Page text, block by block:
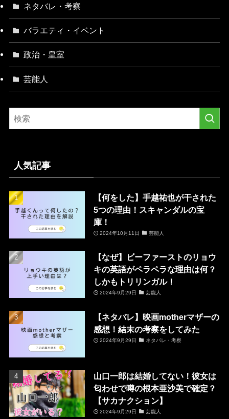
ネタバレ・考察
バラエティ・イベント
政治・皇室
芸能人
人気記事
【何をした】手越祐也が干された
5つの理由！スキャンダルの宝
庫！
2024年10月11日 芸能人
【なぜ】ビーファーストのリョウ
キの英語がペラペラな理由は何？
しかもトリリンガル！
2024年9月29日 芸能人
【ネタバレ】映画motherマザーの
感想！結末の考察をしてみた
2024年9月29日 ネタバレ・考察
山口一郎は結婚してない！彼女は
匂わせで噂の根本亜沙美で確定？
【サカナクション】
2024年9月29日 芸能人